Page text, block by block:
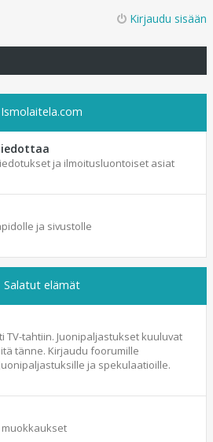
Kirjaudu sisään
Ismolaitela.com
ja ilmoitusluontoiset asiat
ja sivustolle
Salatut elämät
TV-tahtiin. Juonipaljastukset kuuluvat
tänne. Kirjaudu foorumille
ja spekulaatioille.
muokkaukset